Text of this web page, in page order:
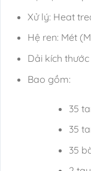
Xử lý: Heat
Hệ ren: Mét
Dải kích thước
Bao gồm:
35
35
35